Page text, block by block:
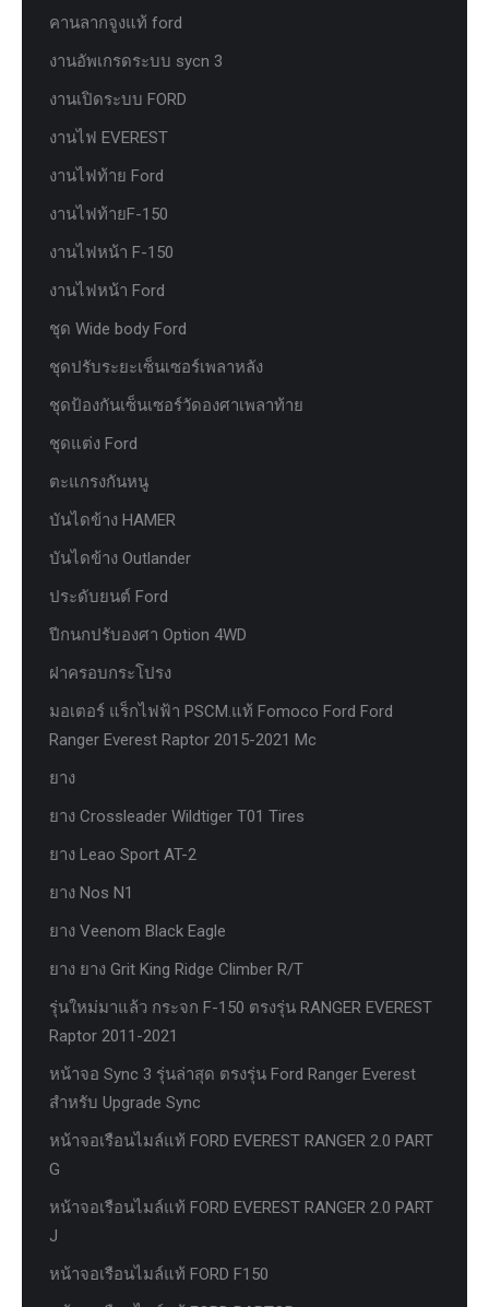
คานลากจูงแท้ ford
งานอัพเกรดระบบ sycn 3
งานเปิดระบบ FORD
งานไฟ EVEREST
งานไฟท้าย Ford
งานไฟท้ายF-150
งานไฟหน้า F-150
งานไฟหน้า Ford
ชุด Wide body Ford
ชุดปรับระยะเซ็นเซอร์เพลาหลัง
ชุดป้องกันเซ็นเซอร์วัดองศาเพลาท้าย
ชุดแต่ง Ford
ตะแกรงกันหนู
บันไดข้าง HAMER
บันไดข้าง Outlander
ประดับยนต์ Ford
ปีกนกปรับองศา Option 4WD
ฝาครอบกระโปรง
มอเตอร์ แร็กไฟฟ้า PSCM.แท้ Fomoco Ford Ford
Ranger Everest Raptor 2015-2021 Mc
ยาง
ยาง Crossleader Wildtiger T01 Tires
ยาง Leao Sport AT-2
ยาง Nos N1
ยาง Veenom Black Eagle
ยาง ยาง Grit King Ridge Climber R/T
รุ่นใหม่มาแล้ว กระจก F-150 ตรงรุ่น RANGER EVEREST
Raptor 2011-2021
หน้าจอ Sync 3 รุ่นล่าสุด ตรงรุ่น Ford Ranger Everest
สำหรับ Upgrade Sync
หน้าจอเรือนไมล์แท้ FORD EVEREST RANGER 2.0 PART
G
หน้าจอเรือนไมล์แท้ FORD EVEREST RANGER 2.0 PART
J
หน้าจอเรือนไมล์แท้ FORD F150